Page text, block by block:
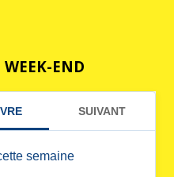
END